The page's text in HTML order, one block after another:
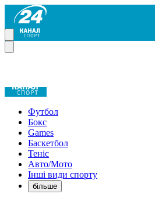
Футбол
Бокс
Games
Баскетбол
Теніс
Авто/Мото
Інші види спорту
більше